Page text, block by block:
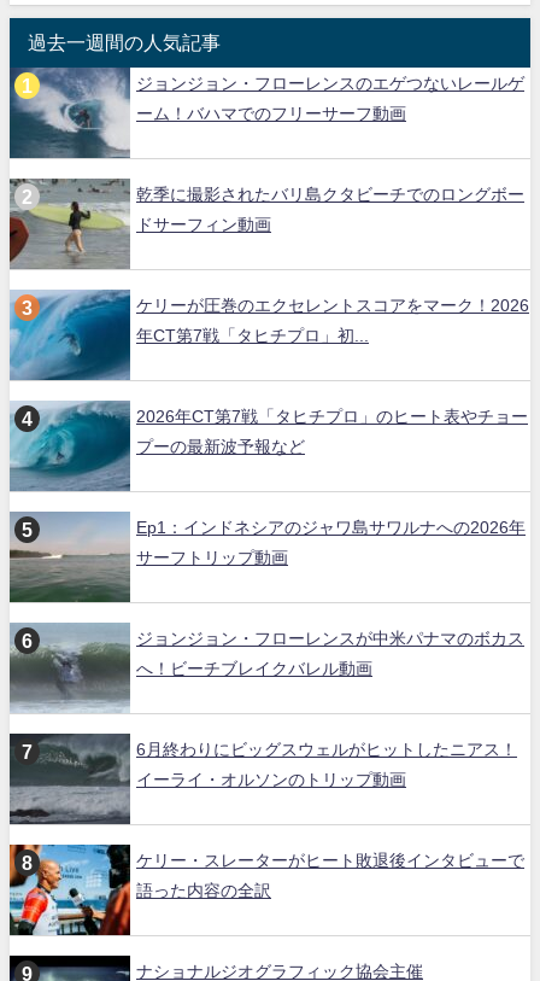
過去一週間の人気記事
ジョンジョン・フローレンスのエゲつないレールゲ
ーム！バハマでのフリーサーフ動画
乾季に撮影されたバリ島クタビーチでのロングボー
ドサーフィン動画
ケリーが圧巻のエクセレントスコアをマーク！2026
年CT第7戦「タヒチプロ」初...
2026年CT第7戦「タヒチプロ」のヒート表やチョー
プーの最新波予報など
Ep1：インドネシアのジャワ島サワルナへの2026年
サーフトリップ動画
ジョンジョン・フローレンスが中米パナマのボカス
へ！ビーチブレイクバレル動画
6月終わりにビッグスウェルがヒットしたニアス！
イーライ・オルソンのトリップ動画
ケリー・スレーターがヒート敗退後インタビューで
語った内容の全訳
ナショナルジオグラフィック協会主催